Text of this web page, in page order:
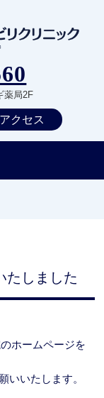
薬局2F
クセス
たしました
ホームページを
いいたします。